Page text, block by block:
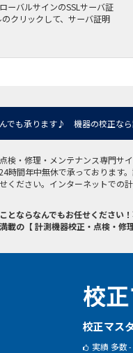
ーバルサインのSSLサーバ証
クリックして、サーバ証明
でも承ります♪ 機器の校正な
検・修理・メンテナンス専門サ
時間年中無休で承っております
ください。インターネットでの
とならなんでもお任せください
載の【 計測機器校正・点検・修
校正マス
実績 多数-